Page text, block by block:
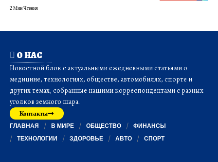
2 Мин Чтения
О НАС
Новостной блок с актуальными ежедневными статьями о
медицине, технологиях, обществе, автомобилях, спорте и
других темах, собранные нашими корреспондентами с разных
уголков земного шара.
Контакты
ГЛАВНАЯ В МИРЕ ОБЩЕСТВО
ФИНАНСЫ
ТЕХНОЛОГИИ
ЗДОРОВЬЕ АВТО СПОРТ